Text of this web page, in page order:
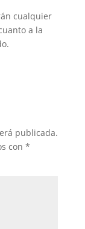
cualquier
a la
publicada.
con *